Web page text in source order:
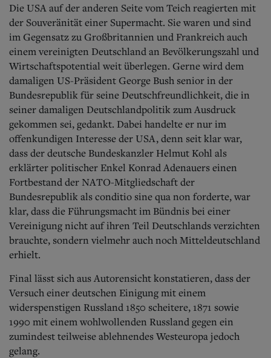
Die USA auf der anderen Seite vom Teich reagierten mit
der Souveränität einer Supermacht. Sie waren und sind
im Gegensatz zu Großbritannien und Frankreich auch
einem vereinigten Deutschland an Bevölkerungszahl und
Wirtschaftspotential weit überlegen. Gerne wird dem
damaligen US-Präsident George Bush senior in der
Bundesrepublik für seine Deutschfreundlichkeit, die in
seiner damaligen Deutschlandpolitik zum Ausdruck
gekommen sei, gedankt. Dabei handelte er nur im
offenkundigen Interesse der USA, denn seit klar war,
dass der deutsche Bundeskanzler Helmut Kohl als
erklärter politischer Enkel Konrad Adenauers einen
Fortbestand der NATO-Mitgliedschaft der
Bundesrepublik als conditio sine qua non forderte, war
klar, dass die Führungsmacht im Bündnis bei einer
Vereinigung nicht auf ihren Teil Deutschlands verzichten
brauchte, sondern vielmehr auch noch Mitteldeutschland
erhielt.
Final lässt sich aus Autorensicht konstatieren, dass der
Versuch einer deutschen Einigung mit einem
widerspenstigen Russland 1850 scheitere, 1871 sowie
1990 mit einem wohlwollenden Russland gegen ein
zumindest teilweise ablehnendes Westeuropa jedoch
gelang.